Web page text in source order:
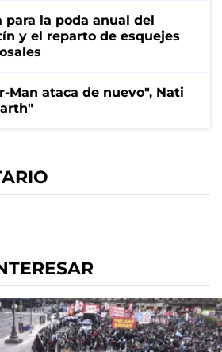
para la poda anual del
y el reparto de esquejes
Man ataca de nuevo", Nati